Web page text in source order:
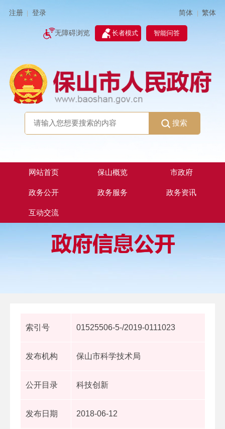
注册 登录 简体 | 繁体
无障碍浏览 长者模式 智能问答
搜索
网站首页 保山概览 市政府
政务公开 政务服务 政务资讯
互动交流
索引号 01525506-5-/2019-0111023
发布机构 保山市科学技术局
公开目录 科技创新
发布日期 2018-06-12